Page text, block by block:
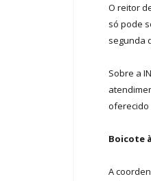
O reitor
só pode
segunda
Sobre a
oferecido
Boicote
A